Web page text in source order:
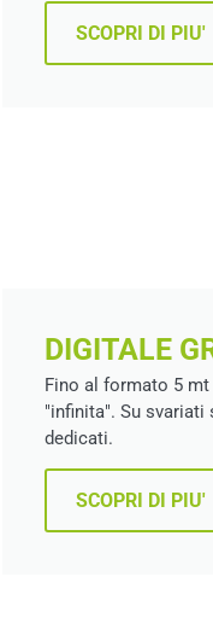
SCOPRI DI PIU'
DIGITALE
Fino al formato 5 mt
"infinita". Su
dedicati.
SCOPRI DI PIU'